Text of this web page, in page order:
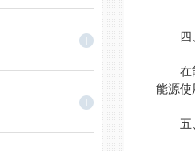
四
在能
能源使
五